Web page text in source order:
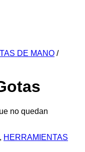
DE MANO /
no quedan
, HERRAMIENTAS